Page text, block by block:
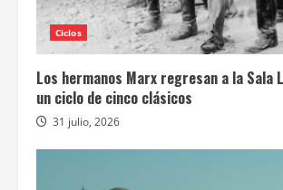
Ciclos
Los hermanos Marx regresan a la Sala
un ciclo de cinco clásicos
31 julio, 2026